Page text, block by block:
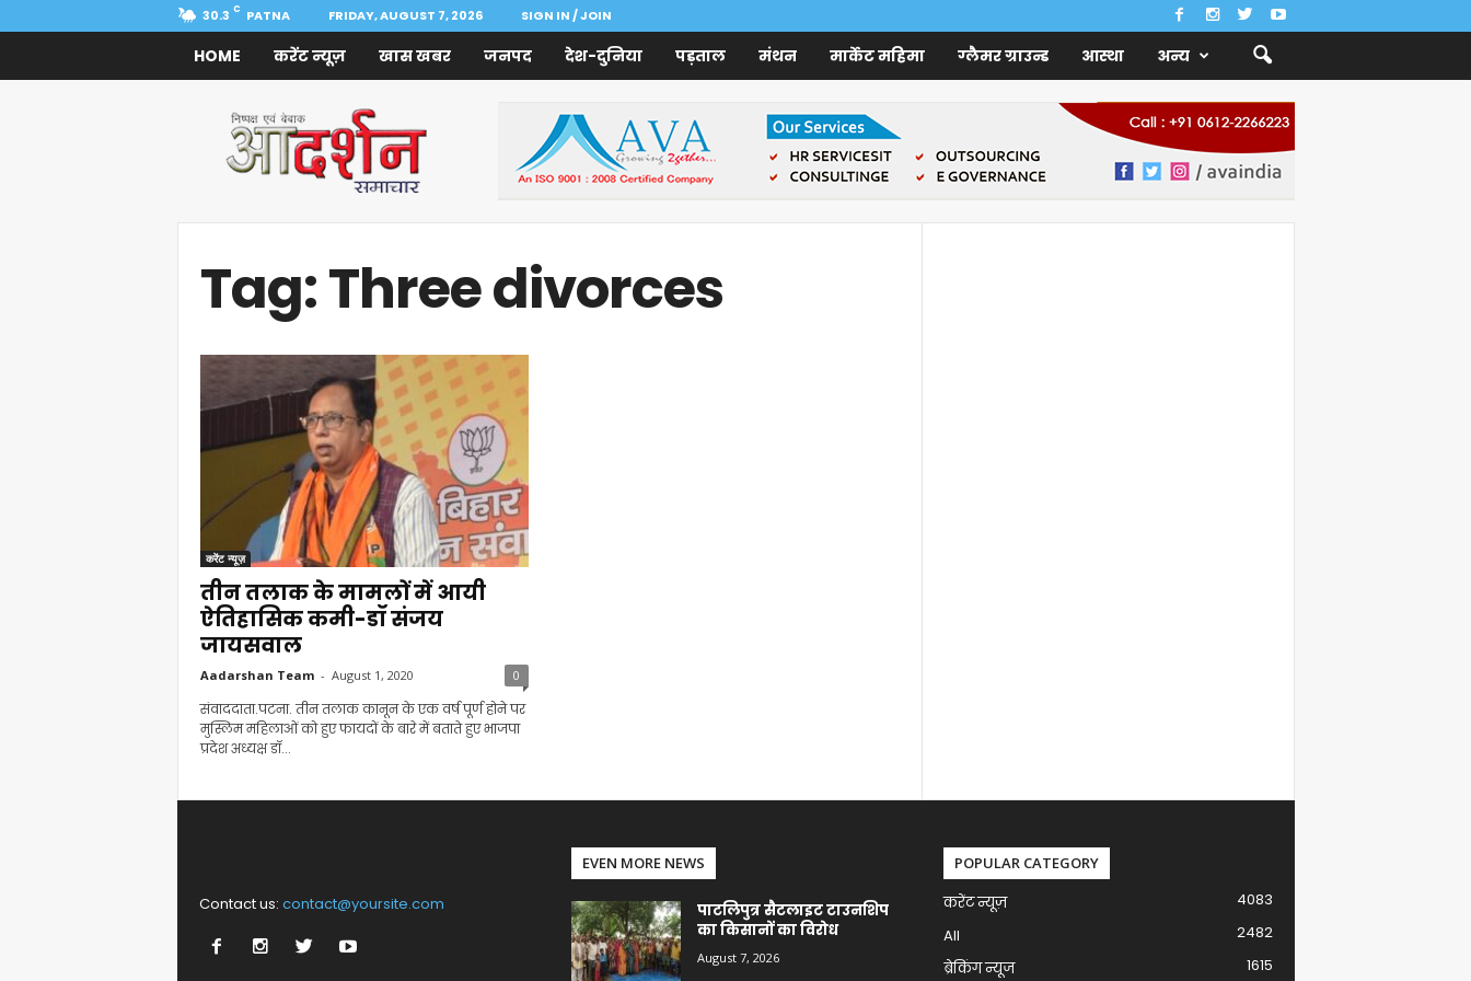
30.3 C PATNA FRIDAY, AUGUST 7, 2026 SIGN IN / JOIN
HOME करेंट न्यूज़ खास खबर जनपद देश-दुनिया पड़ताल मंथन मार्केट महिमा ग्लैमर ग्राउन्ड आस्था अन्य
Samachar
Tag: Three divorces
करेंट न्यूज़
तीन तलाक के मामलों में आयी
ऐतिहासिक कमी-डॉ संजय
जायसवाल
Aadarshan Team - August 1, 2020 0
संवाददाता.पटना. तीन तलाक कानून के एक वर्ष पूर्ण होने पर
मुस्लिम महिलाओं को हुए फायदों के बारे में बताते हुए भाजपा
प्रदेश अध्यक्ष डॉ...
Contact us: contact@yoursite.com
EVEN MORE NEWS
पाटलिपुत्र सैटलाइट टाउनशिप
का किसानों का विरोध
August 7, 2026
POPULAR CATEGORY
करेंट न्यूज़
4083
All
2482
ब्रेकिंग न्यूज
1615